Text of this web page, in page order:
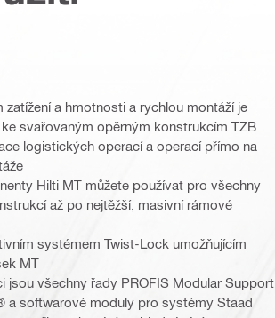
a hmotnosti a rychlou montáží je
svařovaným opěrným konstrukcím TZB
logistických operací a operací přímo na
Hilti MT můžete používat pro všechny
až po nejtěžší, masivní rámové
systémem Twist-Lock umožňujícím
MT
všechny řady PROFIS Modular Support
a softwarové moduly pro systémy Staad